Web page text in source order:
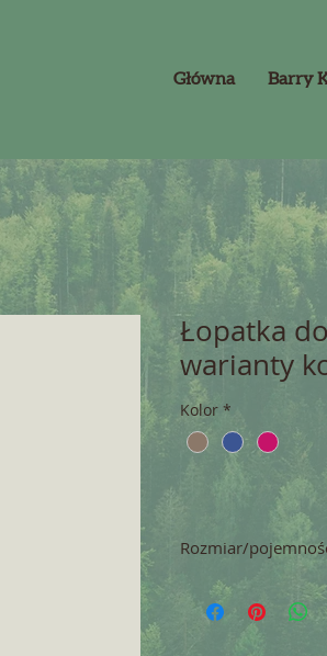
Główna Barry
Łopatka
warianty
Kolor *
Rozmiar/
27 x 9 x 3,5 cm